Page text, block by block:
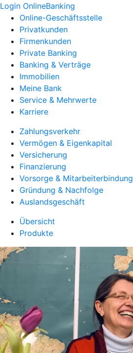
Login OnlineBanking
Online-Geschäftsstelle
Privatkunden
Firmenkunden
Private Banking
Banking & Verträge
Immobilien
Meine Bank
Service & Mehrwerte
Karriere
Zahlungsverkehr
Vermögen & Eigenkapital
Versicherung
Finanzierung
Vorsorge & Mitarbeiterbindung
Gründung & Nachfolge
Auslandsgeschäft
Übersicht
Produkte